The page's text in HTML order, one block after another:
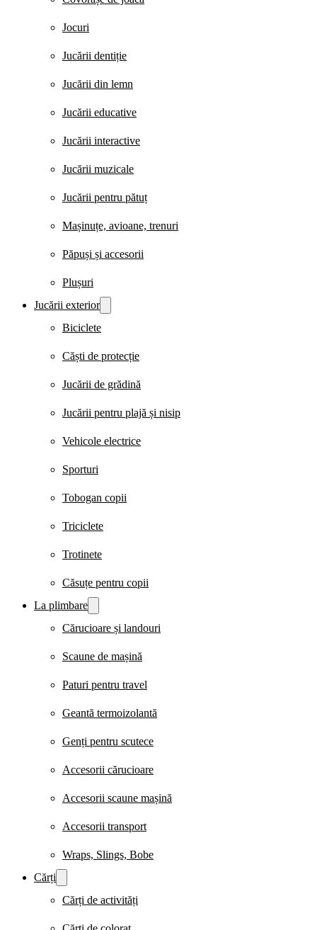
Jocuri
Jucării dentiție
Jucării din lemn
Jucării educative
Jucării interactive
Jucării muzicale
Jucării pentru pătuț
Mașinuțe, avioane, trenuri
Păpuși și accesorii
Plușuri
Jucării exterior
Biciclete
Căști de protecție
Jucării de grădină
Jucării pentru plajă și nisip
Vehicole electrice
Sporturi
Tobogan copii
Triciclete
Trotinete
Căsuțe pentru copii
La plimbare
Cărucioare și landouri
Scaune de mașină
Paturi pentru travel
Geantă termoizolantă
Genți pentru scutece
Accesorii cărucioare
Accesorii scaune mașină
Accesorii transport
Wraps, Slings, Bobe
Cărți
Cărți de activități